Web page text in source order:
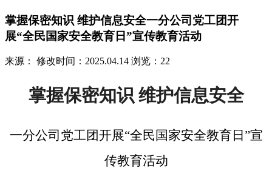
掌握保密知识 维护信息安全一分公司党工团开
展“全民国家安全教育日”宣传教育活动
来源： 修改时间：2025.04.14 浏览：22
掌握保密知识 维护信息安全
一分公司党工团开展“全民国家安全教育日”宣
传教育活动